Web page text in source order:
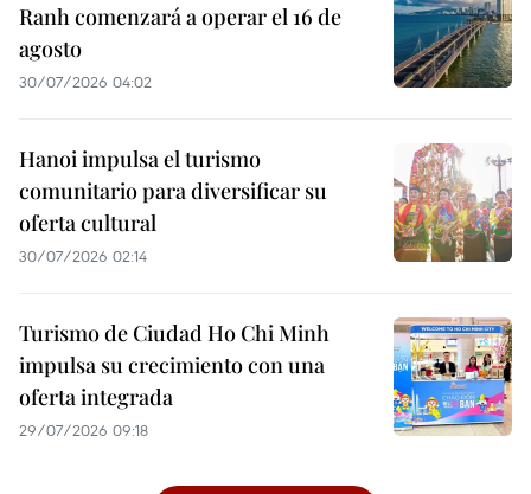
Ranh comenzará a operar el 16 de
agosto
30/07/2026 04:02
Hanoi impulsa el turismo
comunitario para diversificar su
oferta cultural
30/07/2026 02:14
Turismo de Ciudad Ho Chi Minh
impulsa su crecimiento con una
oferta integrada
29/07/2026 09:18